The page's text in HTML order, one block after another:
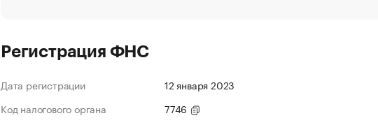
Регистрация ФНС
Дата регистрации
12 января 2023
Код налогового органа
7746